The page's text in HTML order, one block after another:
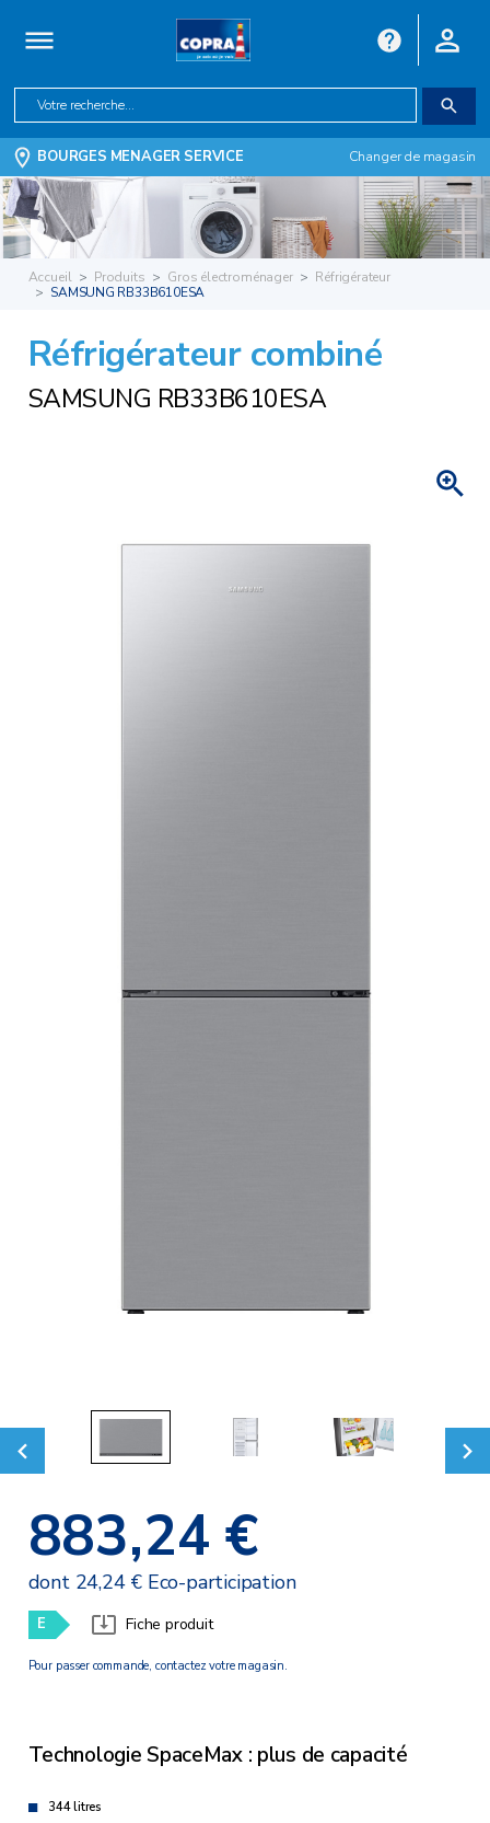
BOURGES MENAGER SERVICE Changer de magasin
Accueil Produits Gros électroménager
Réfrigérateur
SAMSUNG RB33B610ESA
Réfrigérateur combiné
SAMSUNG RB33B610ESA
883,24 €
dont 24,24 € Eco-participation
E Fiche produit
Pour passer commande, contactez votre magasin.
Technologie SpaceMax : plus de capacité
344 litres